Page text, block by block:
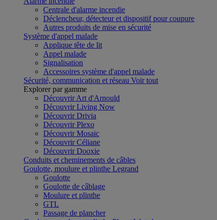
Centrale d'alarme incendie
Déclencheur, détecteur et dispositif pour coupure
Autres produits de mise en sécurité
Système d'appel malade
Applique tête de lit
Appel malade
Signalisation
Accessoires système d'appel malade
Sécurité, communication et réseau Voir tout
Explorer par gamme
Découvrir Art d'Arnould
Découvrir Living Now
Découvrir Drivia
Découvrir Plexo
Découvrir Mosaic
Découvrir Céliane
Découvrir Dooxie
Conduits et cheminements de câbles
Goulotte, moulure et plinthe Legrand
Goulotte
Goulotte de câblage
Moulure et plinthe
GTL
Passage de plancher